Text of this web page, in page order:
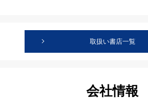
取扱い書店一覧
会社情報